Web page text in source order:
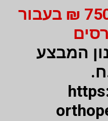
של 475 ₪ מי 750 ₪ בעבור
המבצע